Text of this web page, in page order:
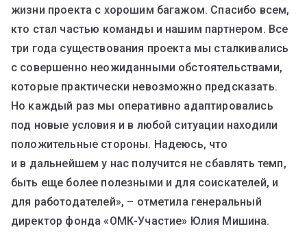
жизни проекта с хорошим багажом. Спасибо всем,
кто стал частью команды и нашим партнером. Все
три года существования проекта мы сталкивались
с совершенно неожиданными обстоятельствами,
которые практически невозможно предсказать.
Но каждый раз мы оперативно адаптировались
под новые условия и в любой ситуации находили
положительные стороны. Надеюсь, что
и в дальнейшем у нас получится не сбавлять темп,
быть еще более полезными и для соискателей, и
для работодателей», – отметила генеральный
директор фонда «ОМК-Участие» Юлия Мишина.